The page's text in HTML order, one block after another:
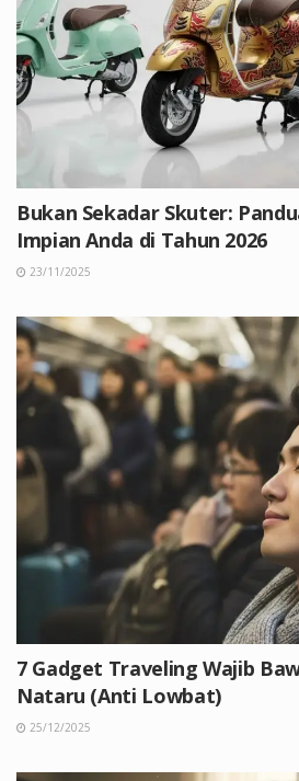
Bukan Sekadar Skuter:
Impian Anda di Tahun 2026
23/11/2025
7 Gadget Traveling Wajib
Nataru (Anti Lowbat)
25/12/2025